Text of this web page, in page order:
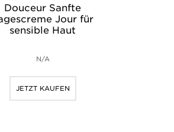
Douceur Sanfte
Jour für
sensible Haut
N/A
JETZT KAUFEN